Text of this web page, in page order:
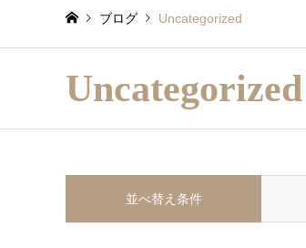
ブログ Uncategorized
Uncategorized
並べ替え条件